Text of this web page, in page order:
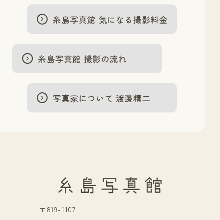
糸島写真館 気になる撮影料金
糸島写真館 撮影の流れ
写真家について 渡邊精二
〒819-1107